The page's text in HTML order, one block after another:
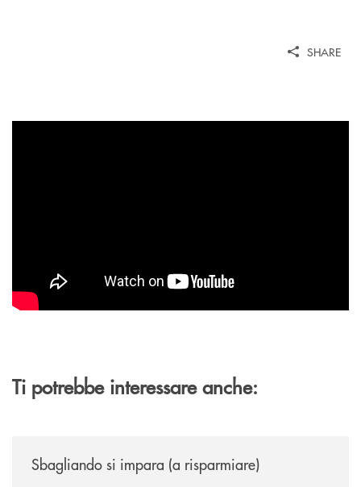
SHARE
Ti potrebbe interessare anche:
Sbagliando si impara (a risparmiare)